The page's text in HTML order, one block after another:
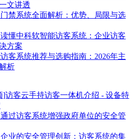
文讲透
禁系统全面解析：优势、局限与选
懂中科软智能访客系统：企业访客
方案
客系统推荐与选购指南：2026年主
析
]访客云手持访客一体机介绍 - 设备特
过访客系统增强政府单位的安全管
业的安全管理创新：访客系统的集